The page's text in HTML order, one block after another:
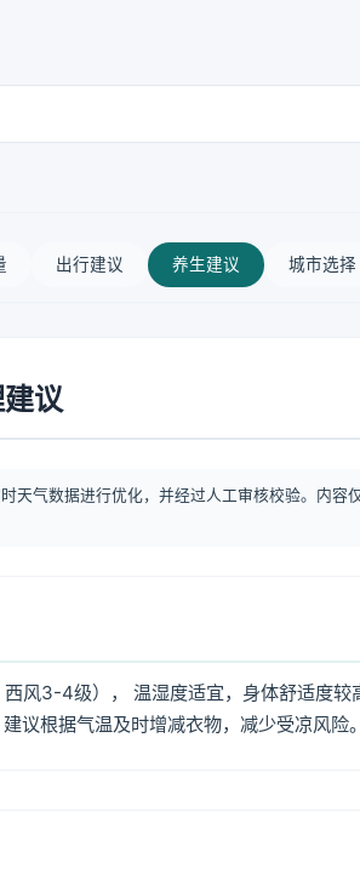
出行建议 养生建议 城市选择
议
天气数据进行优化，并经过人工审核校验。内容
风3-4级）， 温湿度适宜，身体舒适度较
议根据气温及时增减衣物，减少受凉风险。